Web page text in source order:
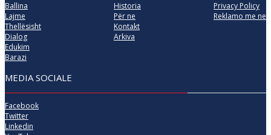
Ballina
Lajme
Thellësisht
Dialog
Edukim
Barazi
Historia
Për ne
Kontakt
Arkiva
Privacy Policy
Reklamo me ne
MEDIA SOCIALE
Facebook
Twitter
Linkedin